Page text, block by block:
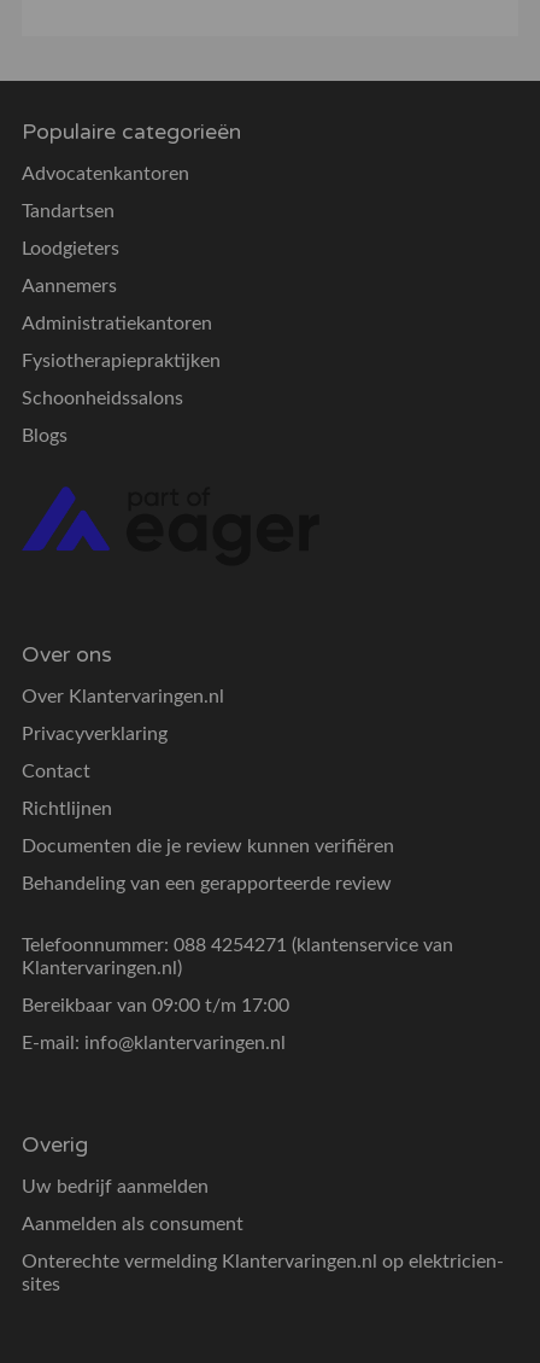
Populaire categorieën
Advocatenkantoren
Tandartsen
Loodgieters
Aannemers
Administratiekantoren
Fysiotherapiepraktijken
Schoonheidssalons
Blogs
Over ons
Over Klantervaringen.nl
Privacyverklaring
Contact
Richtlijnen
Documenten die je review kunnen verifiëren
Behandeling van een gerapporteerde review
Telefoonnummer: 088 4254271 (klantenservice van
Klantervaringen.nl)
Bereikbaar van 09:00 t/m 17:00
E-mail: info@klantervaringen.nl
Overig
Uw bedrijf aanmelden
Aanmelden als consument
Onterechte vermelding Klantervaringen.nl op elektricien-
sites